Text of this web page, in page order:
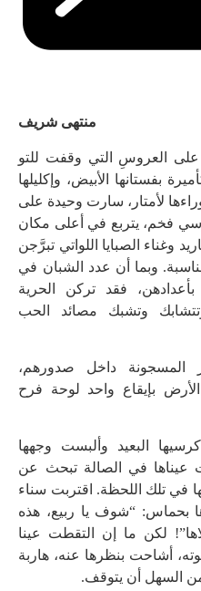
منتهى شريف
على العروسِ التي وقفت للتو
بفستانها الأبيض، وإكليلها
لأمتار، سارت وحيدة على
فخم، يتربع في أعلى مكان
وغناء الصبايا اللواتي تبرَّجن
وبما أن عدد الشبان في
فقد تركن الحرية
وتشبك مصائد الحب
المسجونة داخل صدورهم،
بإيقاع واحد لوحة فرح
البعيد وألبست وجهها
عيناها في الصالة تبحث عن
في تلك اللحظة. اقتربت سناء
بحماس: “شوف يا ربيع، هذه
لكن ما إن التقطت عينا
أشاحت بنظرها عنه، هاربة
السهل أن يتوقف.